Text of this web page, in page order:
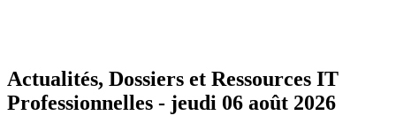
Actualités, Dossiers et Ressources IT
Professionnelles - jeudi 06 août 2026